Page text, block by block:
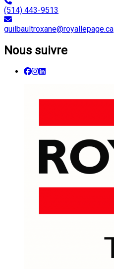
(514) 443-9513
guilbaultroxane@royallepage.ca
Nous suivre